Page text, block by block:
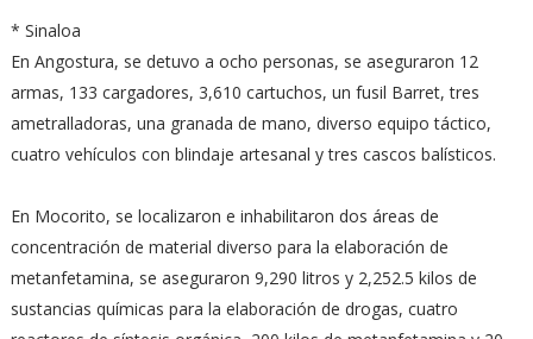
* Sinaloa
En Angostura, se detuvo a ocho personas, se aseguraron 12
armas, 133 cargadores, 3,610 cartuchos, un fusil Barret, tres
ametralladoras, una granada de mano, diverso equipo táctico,
cuatro vehículos con blindaje artesanal y tres cascos balísticos.
En Mocorito, se localizaron e inhabilitaron dos áreas de
concentración de material diverso para la elaboración de
metanfetamina, se aseguraron 9,290 litros y 2,252.5 kilos de
sustancias químicas para la elaboración de drogas, cuatro